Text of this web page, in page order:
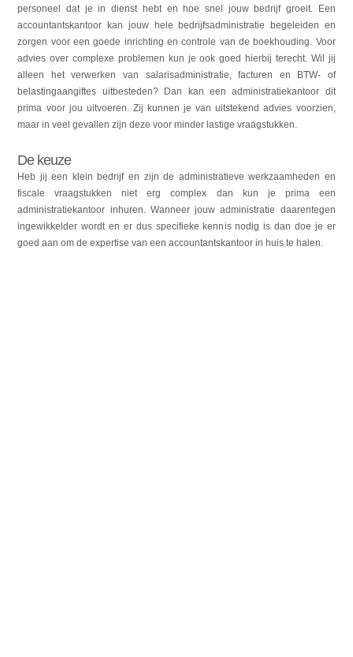
personeel dat je in dienst hebt en hoe snel jouw bedrijf groeit. Een
accountantskantoor kan jouw hele bedrijfsadministratie begeleiden en
zorgen voor een goede inrichting en controle van de boekhouding. Voor
advies over complexe problemen kun je ook goed hierbij terecht. Wil jij
alleen het verwerken van salarisadministratie, facturen en BTW- of
belastingaangiftes uitbesteden? Dan kan een administratiekantoor dit
prima voor jou uitvoeren. Zij kunnen je van uitstekend advies voorzien,
maar in veel gevallen zijn deze voor minder lastige vraagstukken.
De keuze
Heb jij een klein bedrijf en zijn de administratieve werkzaamheden en
fiscale vraagstukken niet erg complex dan kun je prima een
administratiekantoor inhuren. Wanneer jouw administratie daarentegen
ingewikkelder wordt en er dus specifieke kennis nodig is dan doe je er
goed aan om de expertise van een accountantskantoor in huis te halen.